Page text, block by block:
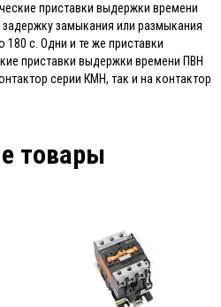
приставки выдержки времени
замыкания или размыкания
180 с. Одни и те же приставки
приставки выдержки времени ПВН
серии КМН, так и на контактор
товары